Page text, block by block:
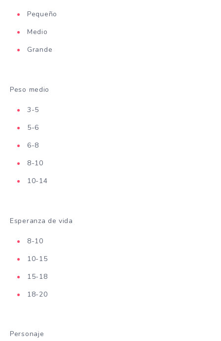
Pequeño
Medio
Grande
Peso medio
3-5
5-6
6-8
8-10
10-14
Esperanza de vida
8-10
10-15
15-18
18-20
Personaje